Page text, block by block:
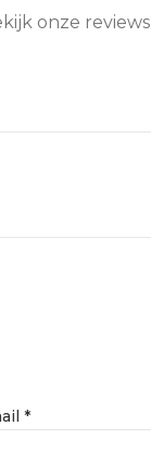
onze
*